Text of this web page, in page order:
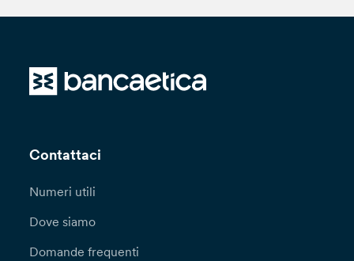
Contattaci
Numeri utili
Dove siamo
Domande frequenti